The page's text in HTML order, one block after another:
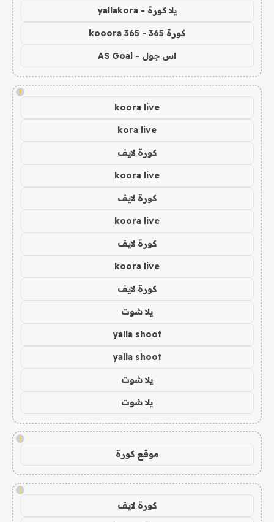
يلا كورة - yallakora
كورة 365 - kooora 365
اس جول - AS Goal
!
koora live
kora live
كورة لايف
koora live
كورة لايف
koora live
كورة لايف
koora live
كورة لايف
يلا شوت
yalla shoot
yalla shoot
يلا شوت
يلا شوت
!
موقع كورة
!
كورة لايف